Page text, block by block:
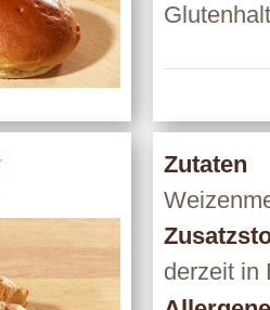
Zutaten
derzeit in